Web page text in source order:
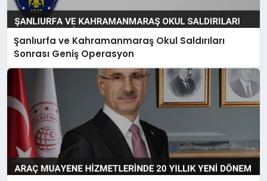
Şanlıurfa ve Kahramanmaraş Okul Saldırıları
Sonrası Geniş Operasyon